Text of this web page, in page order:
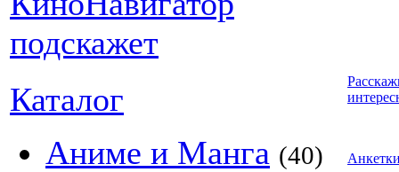
Каталог
Аниме и Манга (40)